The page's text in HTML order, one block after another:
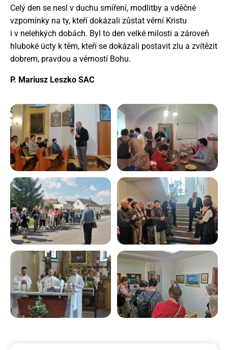
Celý den se nesl v duchu smíření, modlitby a vděčné
vzpomínky na ty, kteří dokázali zůstat věrní Kristu
i v nelehkých dobách. Byl to den velké milosti a zároveň
hluboké úcty k těm, kteří se dokázali postavit zlu a zvítězit
dobrem, pravdou a věrností Bohu.
P. Mariusz Leszko SAC